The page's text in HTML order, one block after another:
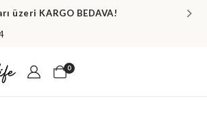
üzeri KARGO BEDAVA!
0